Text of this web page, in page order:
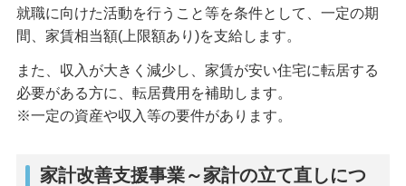
就職に向けた活動を行うこと等を条件として、一定の期
間、家賃相当額(上限額あり)を支給します。
また、収入が大きく減少し、家賃が安い住宅に転居する
必要がある方に、転居費用を補助します。
※一定の資産や収入等の要件があります。
家計改善支援事業～家計の立て直しにつ